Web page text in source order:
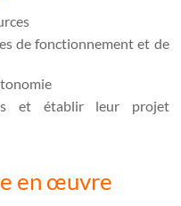
de fonctionnement et de
et établir leur projet
en œuvre